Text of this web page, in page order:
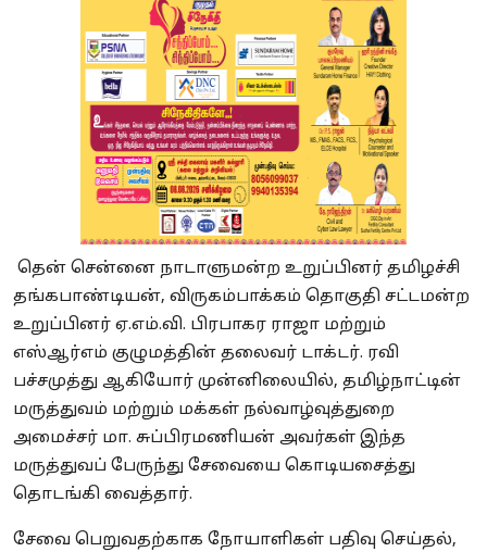
தென் சென்னை நாடாளுமன்ற உறுப்பினர் தமிழச்சி
தங்கபாண்டியன், விருகம்பாக்கம் தொகுதி சட்டமன்ற
உறுப்பினர் ஏ.எம்.வி. பிரபாகர ராஜா மற்றும்
எஸ்ஆர்எம் குழுமத்தின் தலைவர் டாக்டர். ரவி
பச்சமுத்து ஆகியோர் முன்னிலையில், தமிழ்நாட்டின்
மருத்துவம் மற்றும் மக்கள் நல்வாழ்வுத்துறை
அமைச்சர் மா. சுப்பிரமணியன் அவர்கள் இந்த
மருத்துவப் பேருந்து சேவையை கொடியசைத்து
தொடங்கி வைத்தார்.
சேவை பெறுவதற்காக நோயாளிகள் பதிவு செய்தல்,